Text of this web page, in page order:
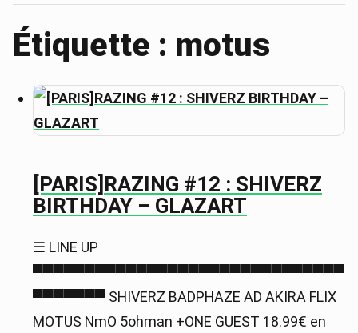
Étiquette : motus
[PARIS]RAZING #12 : SHIVERZ
BIRTHDAY – GLAZART
☰ LINE UP
▀▀▀▀▀▀▀▀▀▀▀▀▀▀▀▀▀▀▀▀▀▀▀▀▀▀▀▀▀▀
▀▀▀▀▀▀▀ SHIVERZ BADPHAZE AD AKIRA FLIX
MOTUS NmO 5ohman +ONE GUEST 18.99€ en